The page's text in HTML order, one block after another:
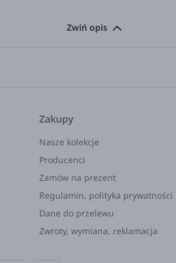
Zwiń opis
Zakupy
Nasze kolekcje
Producenci
Zamów na prezent
Regulamin, polityka prywatności
Dane do przelewu
Zwroty, wymiana, reklamacja